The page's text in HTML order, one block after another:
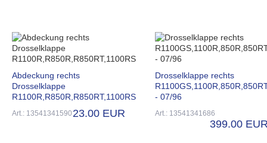
Abdeckung rechts
Drosselklappe
R1100R,R850R,R850RT,1100RS
Art.: 13541341590 23.00 EUR
Drosselklappe rechts
- 07/96
Art.: 13541341686
399.00